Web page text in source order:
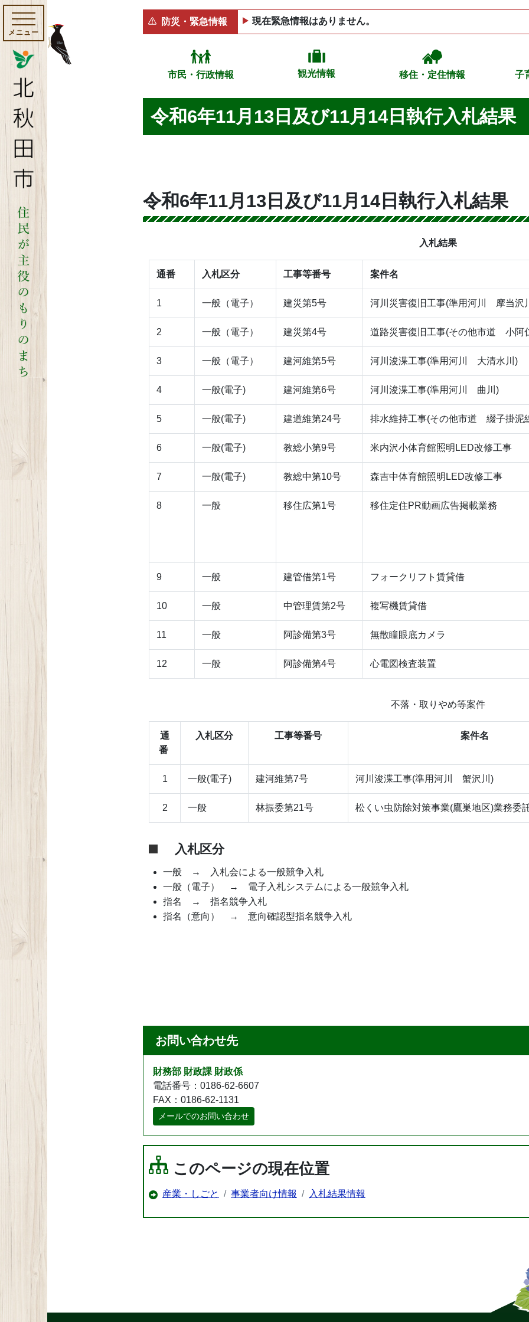
メニュー
防災・緊急情報 現在緊急情報はありません。
市民・行政情報 観光情報 移住・定住情報 子
令和6年11月13日及び11月14日執行入札結果
令和6年11月13日及び11月14日執行入札結果
入札結果
通番 入札区分 工事等番号 案件名
1 一般（電子） 建災第5号 河川災害復旧工事(準用河川 摩当沢
2 一般（電子） 建災第4号 道路災害復旧工事(その他市道 小阿
3 一般（電子） 建河維第5号 河川浚渫工事(準用河川 大清水川)
4 一般(電子) 建河維第6号 河川浚渫工事(準用河川 曲川)
5 一般(電子) 建道維第24号 排水維持工事(その他市道 綴子掛泥
6 一般(電子) 教総小第9号 米内沢小体育館照明LED改修工事
7 一般(電子) 教総中第10号 森吉中体育館照明LED改修工事
8 一般 移住広第1号 移住定住PR動画広告掲載業務
9 一般 建管借第1号 フォークリフト賃貸借
10 一般 中管理賃第2号 複写機賃貸借
11 一般 阿診備第3号 無散瞳眼底カメラ
12 一般 阿診備第4号 心電図検査装置
不落・取りやめ等案件
通
番
入札区分 工事等番号 案件名
1 一般(電子) 建河維第7号 河川浚渫工事(準用河川 蟹沢川)
2 一般 林振委第21号 松くい虫防除対策事業(鷹巣地区)業務委
入札区分
一般 → 入札会による一般競争入札
一般（電子） → 電子入札システムによる一般競争入札
指名 → 指名競争入札
指名（意向） → 意向確認型指名競争入札
お問い合わせ先
財務部 財政課 財政係
電話番号：0186-62-6607
FAX：0186-62-1131
メールでのお問い合わせ
このページの現在位置
産業・しごと 事業者向け情報 入札結果情報